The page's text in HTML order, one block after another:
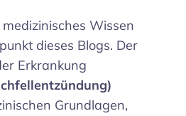
Wissen
dieses Blogs. Der
Erkrankung
Grundlagen,